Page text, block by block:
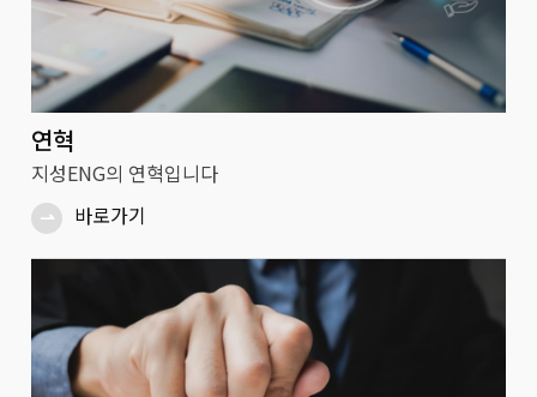
연혁
지성ENG의 연혁입니다
⇀ 바로가기